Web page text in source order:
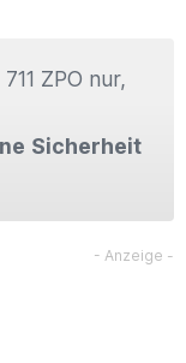
ZPO nur,
Sicherheit